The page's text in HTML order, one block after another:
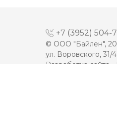
+7 (3952) 504-
© ООО "Байлен",
ул. Воровского, 31/4
Разработка сайта -